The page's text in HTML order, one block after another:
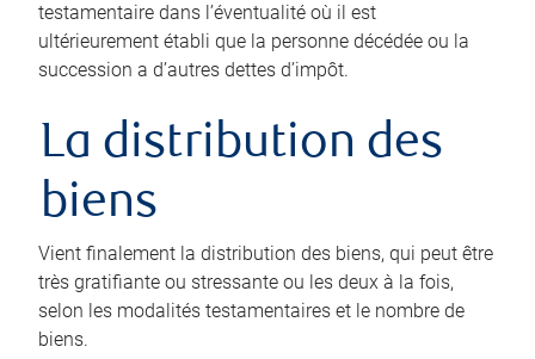
testamentaire dans l’éventualité où il est
ultérieurement établi que la personne décédée ou la
succession a d’autres dettes d’impôt.
La distribution des
biens
Vient finalement la distribution des biens, qui peut être
très gratifiante ou stressante ou les deux à la fois,
selon les modalités testamentaires et le nombre de
biens.